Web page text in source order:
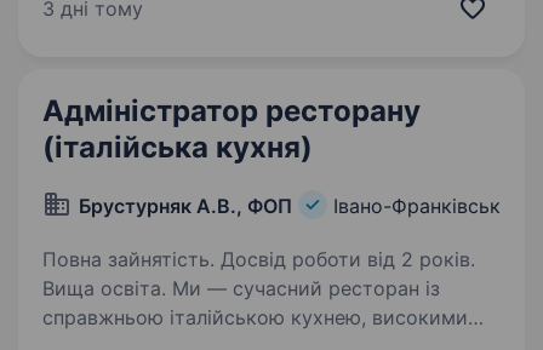
3 дні тому
Адміністратор ресторану
(італійська кухня)
Брустурняк А.В., ФОП Івано-Франківськ
Повна зайнятість. Досвід роботи від 2 років.
Вища освіта. Ми — сучасний ресторан із
справжньою італійською кухнею, високими